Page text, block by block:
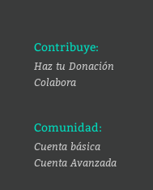
Contribuye:
Haz tu Donación
Colabora
Comunidad:
Cuenta básica
Cuenta Avanzada